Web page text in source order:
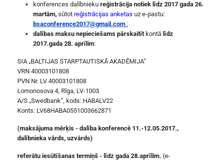
konferences dalībnieku reģistrācija notiek līdz 2017 gada 26.
martām, sūtot reģistrācijas anketas uz e-pastu:
bsaconference2017@gmail.com ;
dalības maksu nepieciešams pārskaitīt kontā līdz
2017.gada 28. aprīlim:
SIA „BALTIJAS STARPTAUTISKĀ AKADĒMIJA”
VRN 40003101808
PVN Nr. LV 40003101808
Lomonosova 4, Rīga, LV-1003
A/S „Swedbank”, kods: HABALV22
Konts: LV68HABA0551003662871
(maksājuma mērķis - dalība konferencē 11.-12.05.2017.,
dalībnieka vārds, uzvārds)
referātu iesūtīšanas termiņš - līdz gada 28.aprīlim. (e-